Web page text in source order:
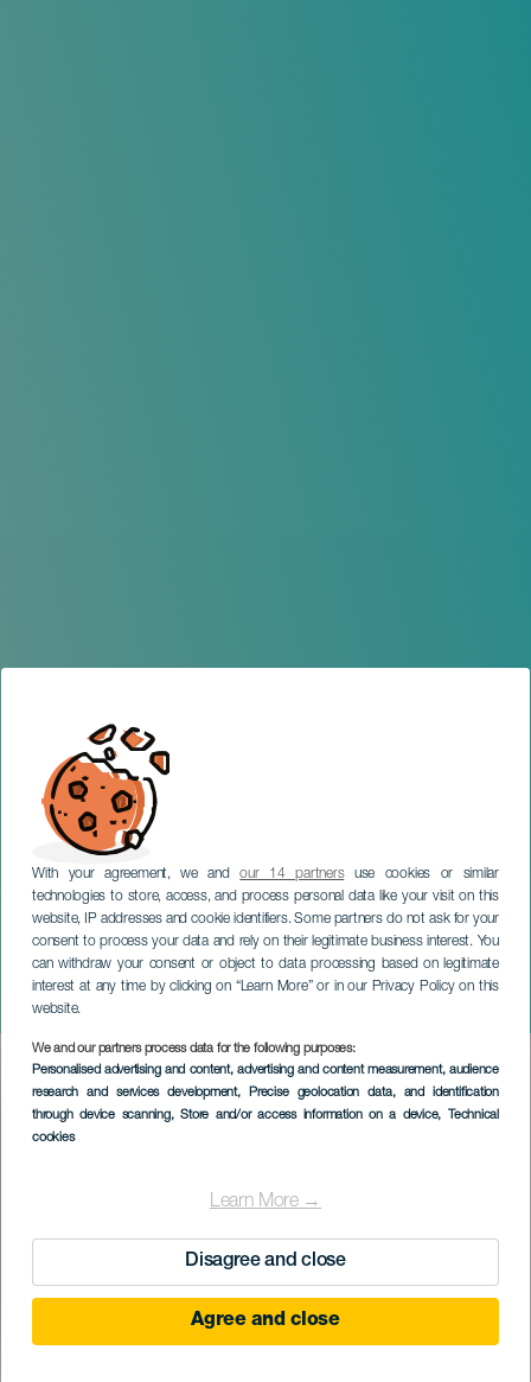
With your agreement, we andour 14 partnersuse cookies or similar
technologies to store, access, and process personal data like your visit on this
website, IP addresses and cookie identifiers. Some partners do not ask for your
consent to process your data and rely on their legitimate business interest. You
can withdraw your consent or object to data processing based on legitimate
interest at any time by clicking on “Learn More” or in our Privacy Policy on this
website.
We and our partners process data for the following purposes:
Personalised advertising and content, advertising and content measurement, audience
research and services development, Precise geolocation data, and identification
through device scanning, Store and/or access information on a device, Technical
cookies
Learn More →
Disagree and close
Agree and close
San Miguelin juhlat
Valsequillossa
GRAN CANARIA
Imagen
Listado